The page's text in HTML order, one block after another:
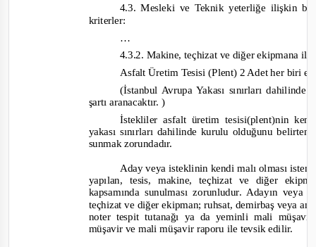
4.3. Mesleki ve Teknik yeterliğe ilişkin
kriterler:
…
4.3.2. Makine, teçhizat ve diğer ekipmana
Asfalt Üretim Tesisi (Plent) 2 Adet her biri en
(İstanbul Avrupa Yakası sınırları
şartı aranacaktır. )
İstekliler asfalt üretim tesisi(plent)nin
yakası sınırları dahilinde kurulu olduğunu
sunmak zorundadır.
Aday veya isteklinin kendi malı olması
yapılan, tesis, makine, teçhizat ve diğer
kapsamında sunulması zorunludur. Adayın
teçhizat ve diğer ekipman; ruhsat, demirbaş veya
noter tespit tutanağı ya da yeminli mali
müşavir ve mali müşavir raporu ile tevsik edilir.